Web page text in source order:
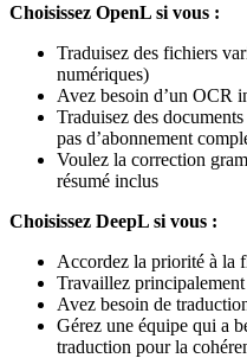
Choisissez OpenL si vous :
Traduisez des fichiers
numériques)
Avez besoin d’un OCR
Traduisez des
pas d’abonnement
Voulez la correction
résumé inclus
Choisissez DeepL si vous :
Accordez la priorité à la
Travaillez principalement
Avez besoin de
Gérez une équipe qui a
traduction pour la